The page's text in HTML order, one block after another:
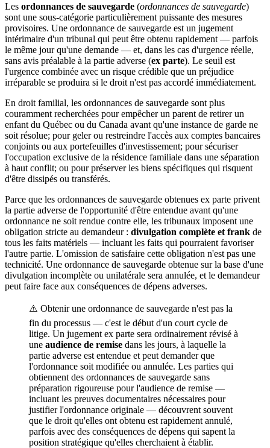
Les ordonnances de sauvegarde (ordonnances de sauvegarde)
sont une sous-catégorie particulièrement puissante des mesures
provisoires. Une ordonnance de sauvegarde est un jugement
intérimaire d'un tribunal qui peut être obtenu rapidement — parfois
le même jour qu'une demande — et, dans les cas d'urgence réelle,
sans avis préalable à la partie adverse (ex parte). Le seuil est
l'urgence combinée avec un risque crédible que un préjudice
irréparable se produira si le droit n'est pas accordé immédiatement.
En droit familial, les ordonnances de sauvegarde sont plus
couramment recherchées pour empêcher un parent de retirer un
enfant du Québec ou du Canada avant qu'une instance de garde ne
soit résolue; pour geler ou restreindre l'accès aux comptes bancaires
conjoints ou aux portefeuilles d'investissement; pour sécuriser
l'occupation exclusive de la résidence familiale dans une séparation
à haut conflit; ou pour préserver les biens spécifiques qui risquent
d'être dissipés ou transférés.
Parce que les ordonnances de sauvegarde obtenues ex parte privent
la partie adverse de l'opportunité d'être entendue avant qu'une
ordonnance ne soit rendue contre elle, les tribunaux imposent une
obligation stricte au demandeur : divulgation complète et frank de
tous les faits matériels — incluant les faits qui pourraient favoriser
l'autre partie. L'omission de satisfaire cette obligation n'est pas une
technicité. Une ordonnance de sauvegarde obtenue sur la base d'une
divulgation incomplète ou unilatérale sera annulée, et le demandeur
peut faire face aux conséquences de dépens adverses.
⚠️ Obtenir une ordonnance de sauvegarde n'est pas la
fin du processus — c'est le début d'un court cycle de
litige. Un jugement ex parte sera ordinairement révisé à
une audience de remise dans les jours, à laquelle la
partie adverse est entendue et peut demander que
l'ordonnance soit modifiée ou annulée. Les parties qui
obtiennent des ordonnances de sauvegarde sans
préparation rigoureuse pour l'audience de remise —
incluant les preuves documentaires nécessaires pour
justifier l'ordonnance originale — découvrent souvent
que le droit qu'elles ont obtenu est rapidement annulé,
parfois avec des conséquences de dépens qui sapent la
position stratégique qu'elles cherchaient à établir.